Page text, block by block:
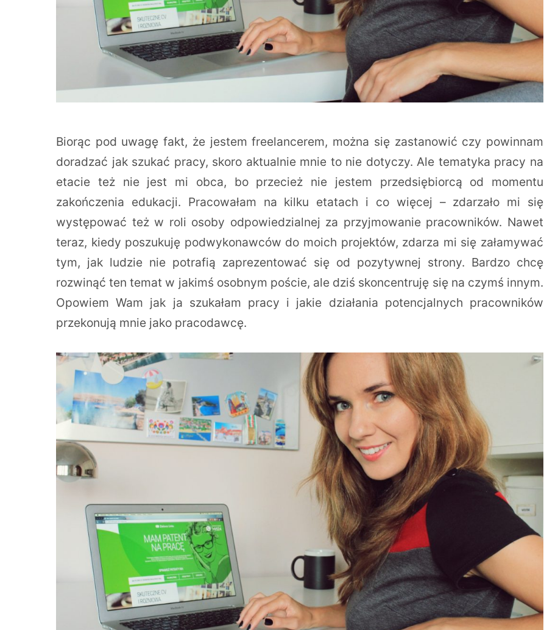
Biorąc pod uwagę fakt, że jestem freelancerem, można się zastanowić czy powinnam
doradzać jak szukać pracy, skoro aktualnie mnie to nie dotyczy. Ale tematyka pracy na
etacie też nie jest mi obca, bo przecież nie jestem przedsiębiorcą od momentu
zakończenia edukacji. Pracowałam na kilku etatach i co więcej – zdarzało mi się
występować też w roli osoby odpowiedzialnej za przyjmowanie pracowników. Nawet
teraz, kiedy poszukuję podwykonawców do moich projektów, zdarza mi się załamywać
tym, jak ludzie nie potrafią zaprezentować się od pozytywnej strony. Bardzo chcę
rozwinąć ten temat w jakimś osobnym poście, ale dziś skoncentruję się na czymś innym.
Opowiem Wam jak ja szukałam pracy i jakie działania potencjalnych pracowników
przekonują mnie jako pracodawcę.